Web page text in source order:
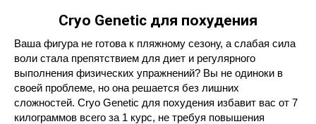
Cryo Genetic для похудения
Ваша фигура не готова к пляжному сезону, а слабая сила
воли стала препятствием для диет и регулярного
выполнения физических упражнений? Вы не одиноки в
своей проблеме, но она решается без лишних
сложностей. Cryo Genetic для похудения избавит вас от 7
килограммов всего за 1 курс, не требуя повышения